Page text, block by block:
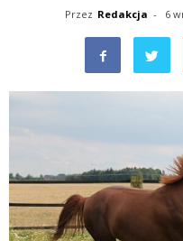
Przez Redakcja - 6